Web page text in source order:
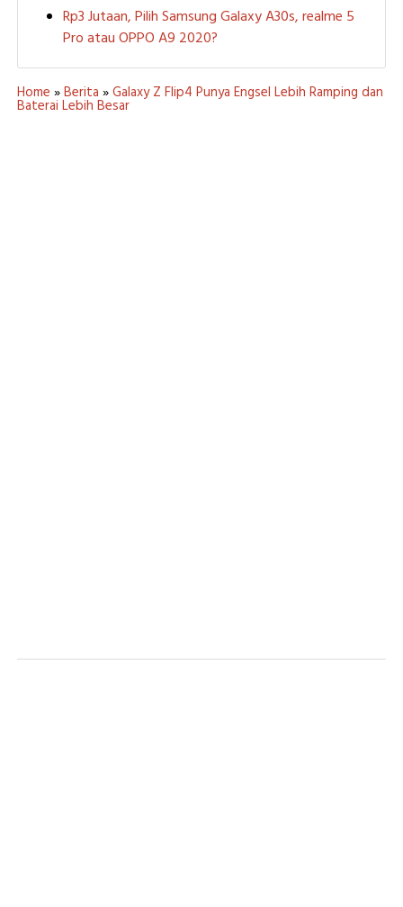
Rp3 Jutaan, Pilih Samsung Galaxy A30s, realme 5
Pro atau OPPO A9 2020?
Home »Berita »Galaxy Z Flip4 Punya Engsel Lebih Ramping dan
Baterai Lebih Besar